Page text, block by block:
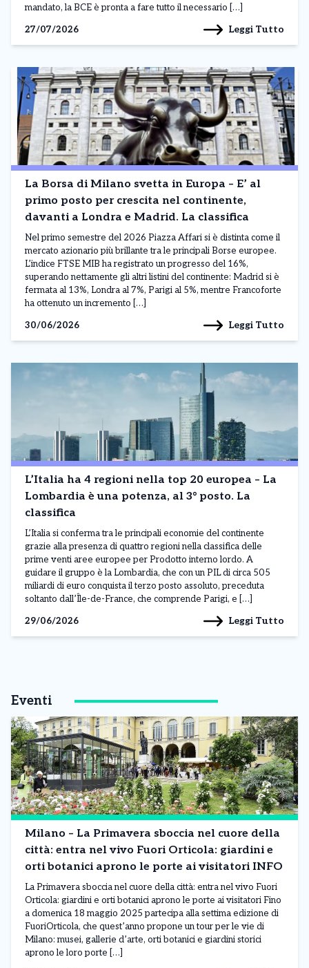
mandato, la BCE è pronta a fare tutto il necessario […]
27/07/2026
Leggi Tutto
La Borsa di Milano svetta in Europa – E’ al
primo posto per crescita nel continente,
davanti a Londra e Madrid. La classifica
Nel primo semestre del 2026 Piazza Affari si è distinta come il
mercato azionario più brillante tra le principali Borse europee.
L’indice FTSE MIB ha registrato un progresso del 16%,
superando nettamente gli altri listini del continente: Madrid si è
fermata al 13%, Londra al 7%, Parigi al 5%, mentre Francoforte
ha ottenuto un incremento […]
30/06/2026
Leggi Tutto
L’Italia ha 4 regioni nella top 20 europea – La
Lombardia è una potenza, al 3° posto. La
classifica
L’Italia si conferma tra le principali economie del continente
grazie alla presenza di quattro regioni nella classifica delle
prime venti aree europee per Prodotto interno lordo. A
guidare il gruppo è la Lombardia, che con un PIL di circa 505
miliardi di euro conquista il terzo posto assoluto, preceduta
soltanto dall’Île-de-France, che comprende Parigi, e […]
29/06/2026
Leggi Tutto
Eventi
Milano – La Primavera sboccia nel cuore della
città: entra nel vivo Fuori Orticola: giardini e
orti botanici aprono le porte ai visitatori INFO
La Primavera sboccia nel cuore della città: entra nel vivo Fuori
Orticola: giardini e orti botanici aprono le porte ai visitatori Fino
a domenica 18 maggio 2025 partecipa alla settima edizione di
FuoriOrticola, che quest’anno propone un tour per le vie di
Milano: musei, gallerie d’arte, orti botanici e giardini storici
aprono le loro porte […]